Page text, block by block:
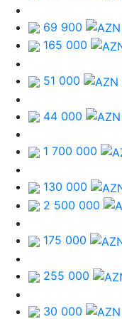
69 900
165 000
51 000
44 000
1 700 000
130 000
2 500 000
175 000
255 000
30 000